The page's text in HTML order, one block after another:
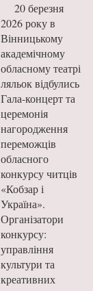
20 березня
2026 року в
Вінницькому
академічному
обласному театрі
ляльок відбулись
Гала-концерт та
церемонія
нагородження
переможців
обласного
конкурсу читців
«Кобзар і
Україна».
Організатори
конкурсу:
управління
культури та
креативних